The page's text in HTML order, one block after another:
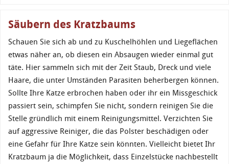
Säubern des Kratzbaums
Schauen Sie sich ab und zu Kuschelhöhlen und Liegeflächen
etwas näher an, ob diesen ein Absaugen wieder einmal gut
täte. Hier sammeln sich mit der Zeit Staub, Dreck und viele
Haare, die unter Umständen Parasiten beherbergen können.
Sollte Ihre Katze erbrochen haben oder ihr ein Missgeschick
passiert sein, schimpfen Sie nicht, sondern reinigen Sie die
Stelle gründlich mit einem Reinigungsmittel. Verzichten Sie
auf aggressive Reiniger, die das Polster beschädigen oder
eine Gefahr für Ihre Katze sein könnten. Vielleicht bietet Ihr
Kratzbaum ja die Möglichkeit, dass Einzelstücke nachbestellt